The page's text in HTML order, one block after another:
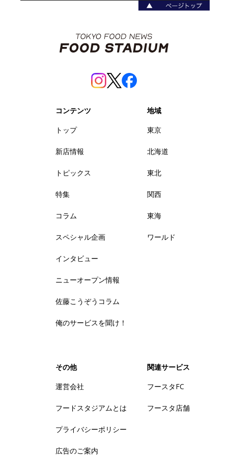
コンテンツ
トップ
新店情報
トピックス
特集
コラム
スペシャル企画
インタビュー
ニューオープン情報
佐藤こうぞうコラム
俺のサービスを聞け！
地域
東京
北海道
東北
関西
東海
ワールド
その他
運営会社
フードスタジアムとは
プライバシーポリシー
広告のご案内
関連サービス
フースタFC
フースタ店舗